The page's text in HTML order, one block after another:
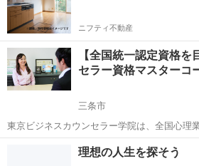
ニフティ不動産
【全国統一認定資格
セラー資格マスターコ
三条市
東京ビジネスカウンセラー学院は、全国心理
定教育機関上級指定校です。 メンタル不調を抱える方が増える中、日
本でも心理カウンセラーの需要が益々高まっ
三条市 心理学
理想の人生を探そう